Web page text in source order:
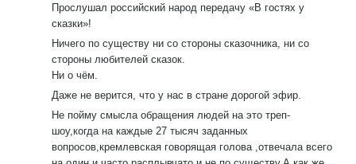
Что-то будет решено, что-то нет, но это гораздо лучше,
чем если бы эти все вопросы остались у человека без
Прослушал российский народ передачу «В гостях у
сказки»!
Ничего по существу ни со стороны сказочника, ни со
стороны любителей сказок.
Ни о чём.
Даже не верится, что у нас в стране дорогой эфир.
Не пойму смысла обращения людей на это треп-
шоу,когда на каждые 27 тысяч заданных
вопросов,кремлевская говорящая голова ,отвечала всего